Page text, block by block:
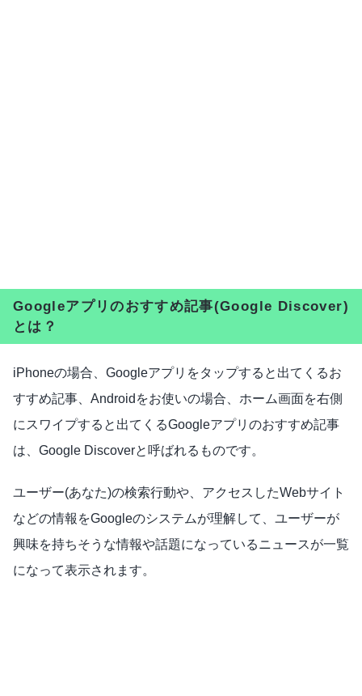
Googleアプリのおすすめ記事(Google Discover)
とは？
iPhoneの場合、Googleアプリをタップすると出てくるお
すすめ記事、Androidをお使いの場合、ホーム画面を右側
にスワイプすると出てくるGoogleアプリのおすすめ記事
は、Google Discoverと呼ばれるものです。
ユーザー(あなた)の検索行動や、アクセスしたWebサイト
などの情報をGoogleのシステムが理解して、ユーザーが
興味を持ちそうな情報や話題になっているニュースが一覧
になって表示されます。